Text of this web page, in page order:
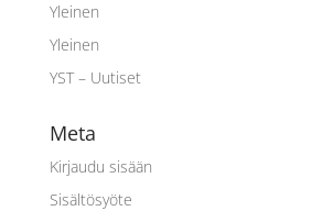
Yleinen
Yleinen
YST – Uutiset
Meta
Kirjaudu sisään
Sisältösyöte